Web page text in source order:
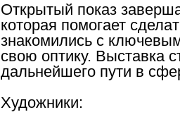
Открытый показ
которая помогает
знакомились с
свою оптику. Выставка
дальнейшего пути в
Художники: